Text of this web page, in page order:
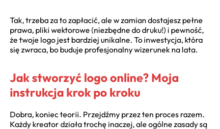
Tak, trzeba za to zapłacić, ale w zamian dostajesz pełne
prawa, pliki wektorowe (niezbędne do druku!) i pewność,
że twoje logo jest bardziej unikalne. To inwestycja, która
się zwraca, bo buduje profesjonalny wizerunek na lata.
Jak stworzyć logo online? Moja
instrukcja krok po kroku
Dobra, koniec teorii. Przejdźmy przez ten proces razem.
Każdy kreator działa trochę inaczej, ale ogólne zasady są